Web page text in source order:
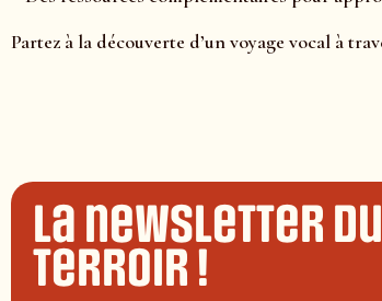
Partez à la découverte d’un voyage vocal à
La newsletter du
terroir !